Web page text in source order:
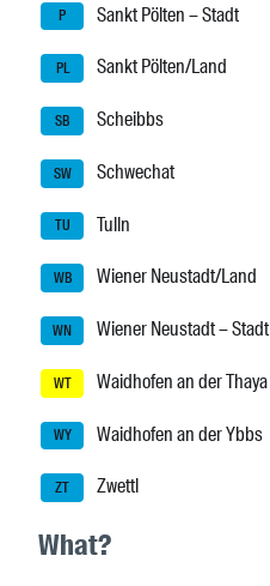
P Sankt Pölten – Stadt
PL Sankt Pölten/Land
SB Scheibbs
SW Schwechat
TU Tulln
WB Wiener Neustadt/Land
WN Wiener Neustadt – Stadt
WT Waidhofen an der Thaya
WY Waidhofen an der Ybbs
ZT Zwettl
What?